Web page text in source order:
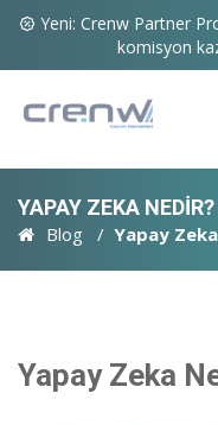
Yeni: Crenw Partner
komisyon
YAPAY ZEKA NEDIR?
Blog Yapay
Yapay Zeka